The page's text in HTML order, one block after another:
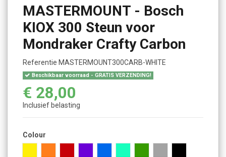
MASTERMOUNT - Bosch
KIOX 300 Steun voor
Mondraker Crafty Carbon
Referentie MASTERMOUNT300CARB-WHITE
Beschikbaar voorraad - GRATIS VERZENDING!
€ 28,00
Inclusief belasting
Colour